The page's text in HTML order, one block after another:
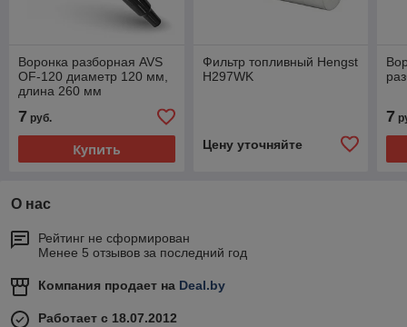
Воронка разборная AVS
OF-120 диаметр 120 мм,
длина 260 мм
7 руб.
Купить
Фильтр топливный Hengst
H297WK
Цену уточняйте
7
О нас
Рейтинг не сформирован
Менее 5 отзывов за последний год
Компания продает на Deal.by
Работает с 18.07.2012